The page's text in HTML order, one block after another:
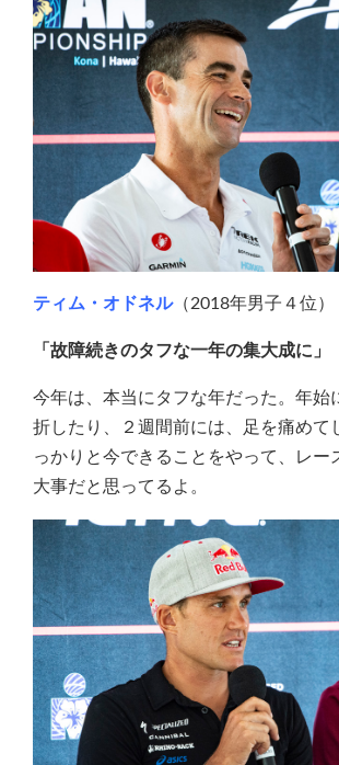
ティム・オドネル（2018年男子４位）
「故障続きのタフな一年の集大成に」
今年は、本当にタフな年だった。年始
折したり、２週間前には、足を痛めて
っかりと今できることをやって、レー
大事だと思ってるよ。